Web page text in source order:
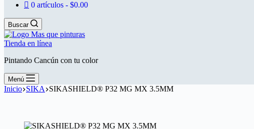
0 artículos
$0.00
Buscar
Tienda en línea
Pintando Cancún con tu color
Menú
Inicio SIKA SIKASHIELD® P32 MG MX 3.5MM